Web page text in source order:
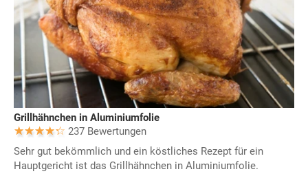
Grillhähnchen in Aluminiumfolie
237 Bewertungen
Sehr gut bekömmlich und ein köstliches Rezept für ein
Hauptgericht ist das Grillhähnchen in Aluminiumfolie.